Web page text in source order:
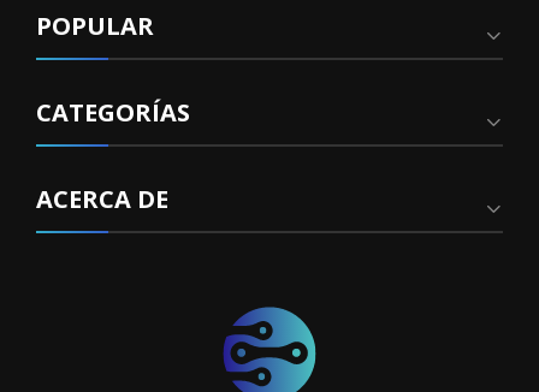
POPULAR
CATEGORÍAS
ACERCA DE